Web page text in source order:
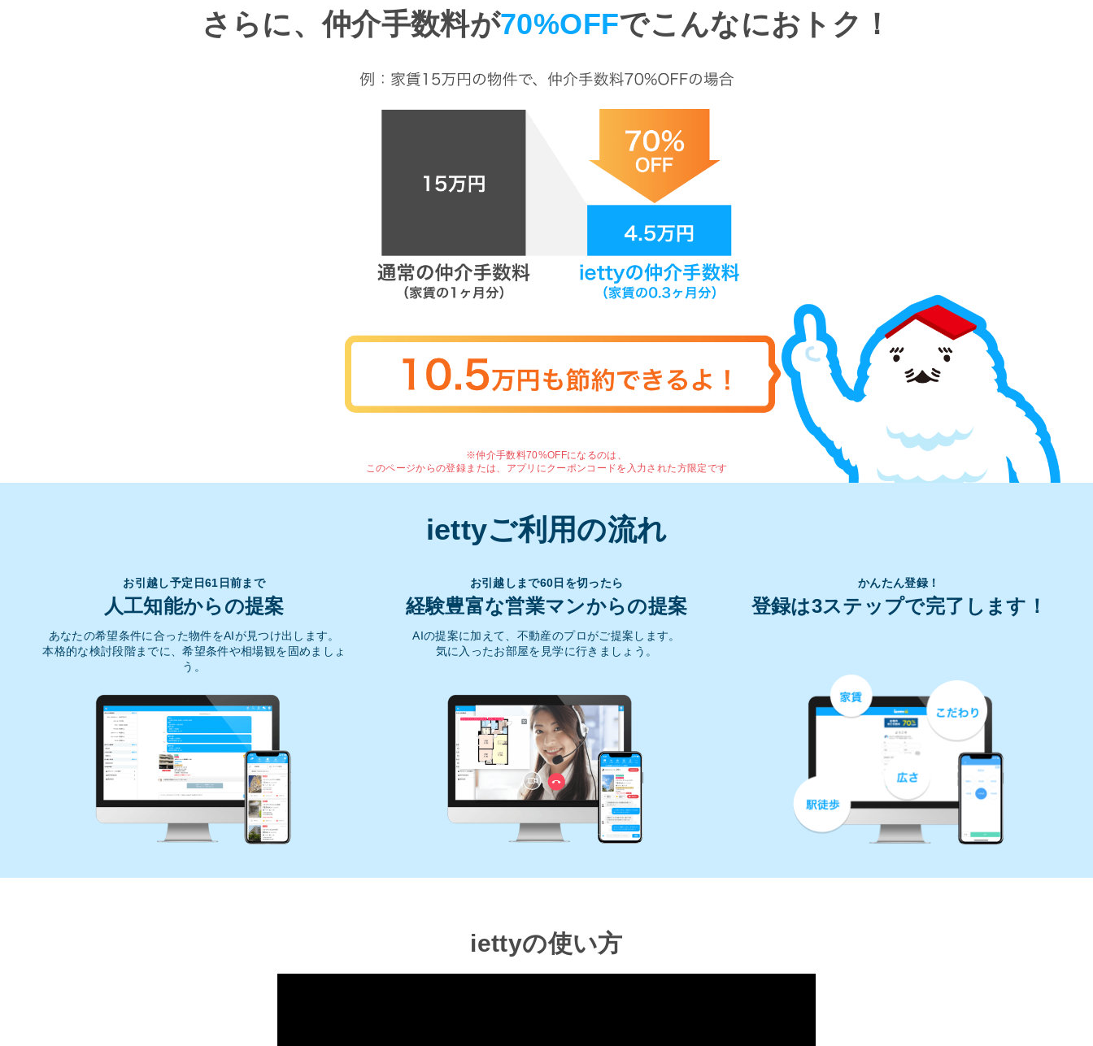
さらに、仲介手数料が70%OFFでこんなにおトク！
※仲介手数料70%OFFになるのは、
このページからの登録または、アプリにクーポンコードを入力された方限定です
iettyご利用の流れ
お引越し予定日61日前まで
人工知能からの提案
あなたの希望条件に合った物件をAIが見つけ出します。
本格的な検討段階までに、希望条件や相場観を固めましょ
う。
お引越しまで60日を切ったら
経験豊富な営業マンからの提案
AIの提案に加えて、不動産のプロがご提案します。
気に入ったお部屋を見学に行きましょう。
かんたん登録！
登録は3ステップで完了します！
iettyの使い方